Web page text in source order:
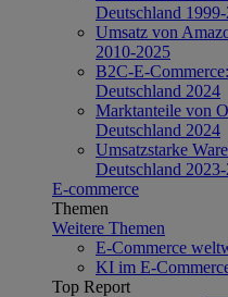
Deutschland
Umsatz von
2010-2025
B2C-E-
Deutschland 2024
Marktanteile von
Deutschland 2024
Umsatzstarke
Deutschland
E-commerce
Themen
Weitere Themen
E-Commerce
KI im E-
Top Report